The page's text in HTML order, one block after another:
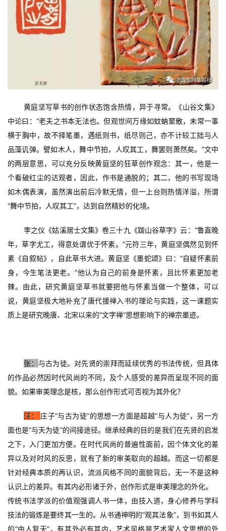
赏
砚
图
库
容
易
寫
錯
用
繁
體
字
一
百
例
黄庭坚写草书的创作状态饱含热情，异于寻常。《山谷文集》
中论曰：“老夫之书本无法也。但观世间万缘如蚊蚋聚散，未常一事
横于胸中，故不择笔墨，遇纸则书，纸尽则己，亦不计较工拙与人
品藻讥弹。譬如木人，舞中节拍，人叹其工，舞罢则萧然矣。”文中
的两层意思，可以充分反映黄庭坚的狂草创作观念：其一，他是一
个看破红尘的达观者，因此，作书是通脱的；其二，他的书写现场
如木偶表演，虽然演出前后冷默无情，但一上台则热情洋溢，所谓
“舞中节拍，人叹其工”，达到自然精妙的化境。
李之仪《姑溪居士文集》卷三十九《跋山谷草字》云：“鲁直晚
年，草字尤工，得意处谓优于怀素。”元符三年，黄庭坚偶然见到怀
素《自叙帖》，自此草书大进。黄庭坚《墨蛇颂》曰：“自疑怀素前
身，今生笔法更老。”他认为自己的前身是怀素，且比怀素更加老
辣。由此，研究黄庭坚草书就要把他与怀素当做一个整体，可以
说，黄庭坚极大地补充了唐代援禅入书的理论与实践，这一课题实
质上是研究晚唐、北宋以来的“文字禅”思想影响下的禅宗墨迹。
张： 与古为徒。对先贤的崇拜而延续优秀的书法传统，但具体
的作品必然因时代风尚的不同，及个人感受的差异而呈现不同的面
貌。如果审美理念是核，那么创作形式可否视为其外化？
汪： 庄子“与古为徒”的思想一方面是超越“与人为徒”，另一方
面也是“与天为徒”的间接途径。继承经典的目的是我们在先贤的启发
之下，入门更加方便。在时代风尚的普遍性面前，因个体文化的差
异以及对时风的反思，就有了新的审美取向的超越。而这一切都是
针对经典本质的再认识，流派风格不同的面貌背后，无一不是这种
认识上的差异。有其内必形诸于外，创作形式是审美理念的外化。
传统书法学派的价值观强调人书一体，由技入道，身心修养与学科
技法的锻炼是要终其一生的。从书通神明的“观其法象”，到书如其人
的“由人复天”，有其外必有其内，艺术风格是艺术家人文思想的外